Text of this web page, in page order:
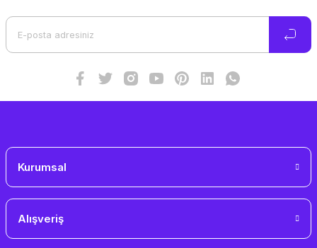
Kurumsal
Alışveriş